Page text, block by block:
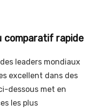
comparatif rapide
leaders mondiaux
excellent dans des
dessous met en
les plus